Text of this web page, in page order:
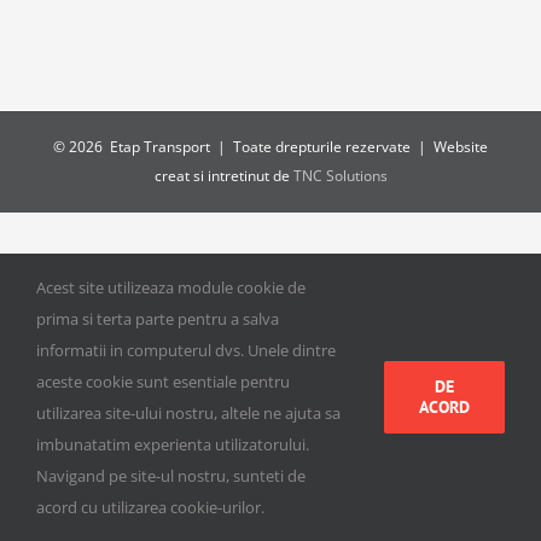
©2026 Etap Transport | Toate drepturile rezervate | Website
creat si intretinut de TNC Solutions
Acest site utilizeaza module cookie de
prima si terta parte pentru a salva
informatii in computerul dvs. Unele dintre
aceste cookie sunt esentiale pentru
utilizarea site-ului nostru, altele ne ajuta sa
imbunatatim experienta utilizatorului.
Navigand pe site-ul nostru, sunteti de
acord cu utilizarea cookie-urilor.
DE
ACORD